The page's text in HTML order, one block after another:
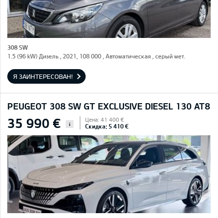
308 SW
1.5 (96 kW) Дизель , 2021, 108 000 , Автоматическая , серый мет.
Я ЗАИНТЕРЕСОВАН!
PEUGEOT 308 SW GT EXCLUSIVE DIESEL 130 AT8
35 990 € i
Цена: 41 400 €
Скидка: 5 410 €